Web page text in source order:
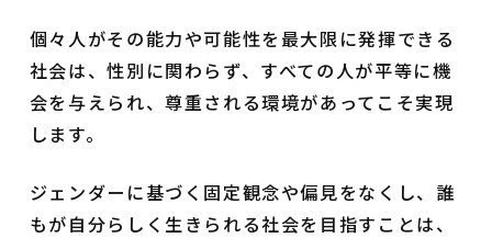
個々人がその能力や可能性を最大限に発揮できる
社会は、性別に関わらず、すべての人が平等に機
会を与えられ、尊重される環境があってこそ実現
します。
ジェンダーに基づく固定観念や偏見をなくし、誰
もが自分らしく生きられる社会を目指すことは、